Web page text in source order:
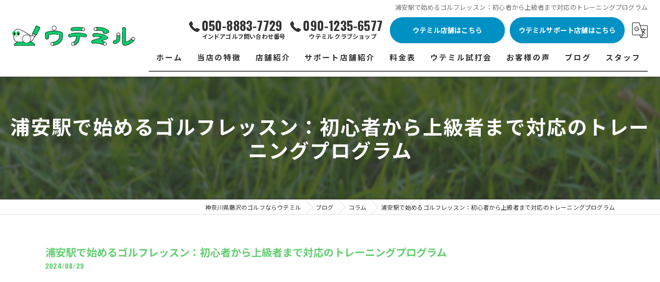
浦安駅で始めるゴルフレッスン：初心者から上級者まで対応のトレーニングプログラム
050-8883-7729
インドアゴルフ問い合わせ番号
090-1235-6577
ウテミル クラブショップ
ウテミル店舗はこちら ウテミルサポート店舗はこちら
ホーム 当店の特徴
練習場
フィッティング
クラブショップ
店舗紹介
ウテミル 浦安駅前店
市原インドアゴルフ
ウテミルスクール高崎店
サポート店舗紹介
シミュレーションゴルフ Caddy
スズヨンゴルフクラブ(SUZU4-GOLFCLUB)
料金表
浦安駅前店 料金表
市原インドアゴルフ 料金表
ウテミルスクール高崎店 料金表
サポート店舗 料金表
シミュレーションゴルフ Caddy 料金表
Golfet亀有店 料金表
ウテミル試打会
ウテミル試打会とは・・・
ウテミル試打会日程
フィッテイング・試打会 商品ラインナップ一覧
よくある質問
試打会開催受付
お客様の声
フィッテイング・試打会参加者の声
ブログ スタッフ
代表あいさつ
浦安駅で始めるゴルフレッスン：初心者から上級者まで対応のトレー
ニングプログラム
神奈川県藤沢のゴルフならウテミル ブログ コラム 浦安駅で始めるゴルフレッスン：初心者から上級者まで対応のトレーニングプログラム
浦安駅で始めるゴルフレッスン：初心者から上級者まで対応のトレーニングプログラム
2024/08/29